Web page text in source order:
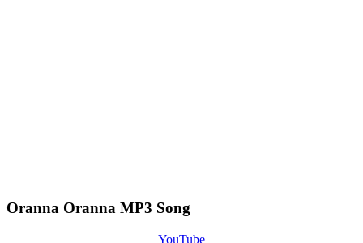
Oranna Oranna MP3 Song
YouTube